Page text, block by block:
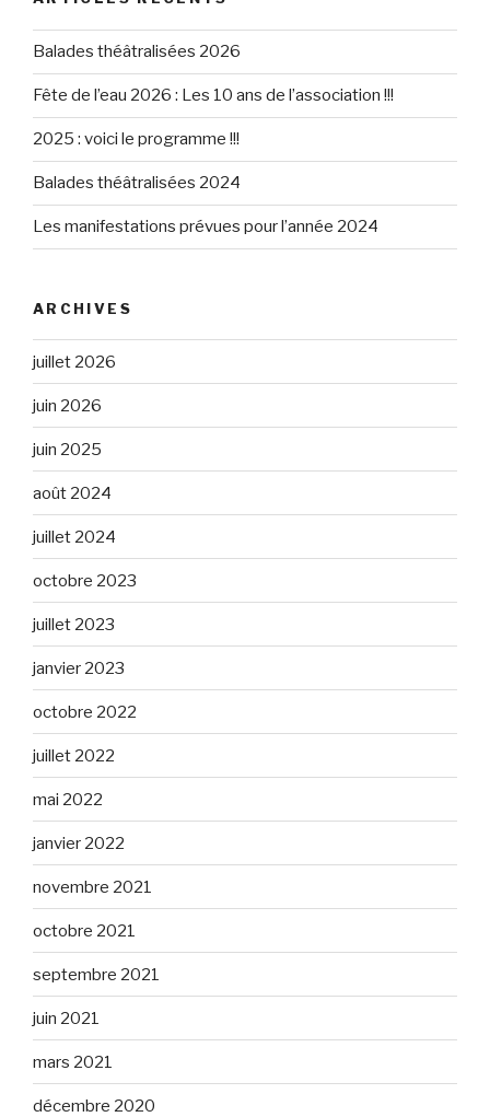
Balades théâtralisées 2026
Fête de l’eau 2026 : Les 10 ans de l’association !!!
2025 : voici le programme !!!
Balades théâtralisées 2024
Les manifestations prévues pour l’année 2024
ARCHIVES
juillet 2026
juin 2026
juin 2025
août 2024
juillet 2024
octobre 2023
juillet 2023
janvier 2023
octobre 2022
juillet 2022
mai 2022
janvier 2022
novembre 2021
octobre 2021
septembre 2021
juin 2021
mars 2021
décembre 2020